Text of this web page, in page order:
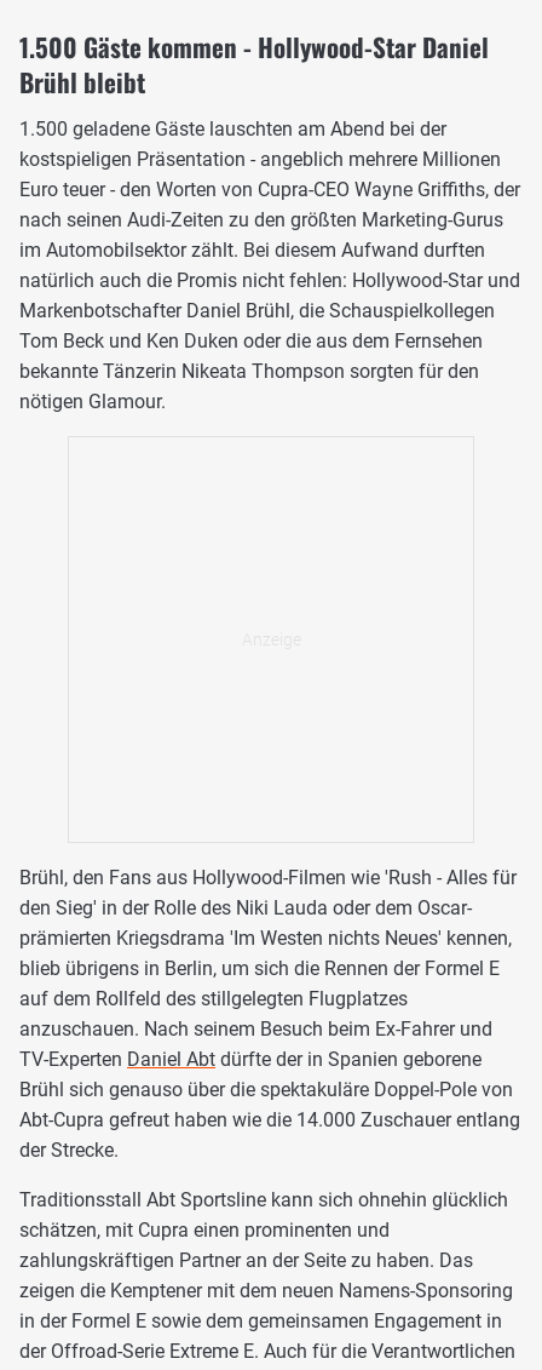
1.500 Gäste kommen - Hollywood-Star Daniel
Brühl bleibt
1.500 geladene Gäste lauschten am Abend bei der
kostspieligen Präsentation - angeblich mehrere Millionen
Euro teuer - den Worten von Cupra-CEO Wayne Griffiths, der
nach seinen Audi-Zeiten zu den größten Marketing-Gurus
im Automobilsektor zählt. Bei diesem Aufwand durften
natürlich auch die Promis nicht fehlen: Hollywood-Star und
Markenbotschafter Daniel Brühl, die Schauspielkollegen
Tom Beck und Ken Duken oder die aus dem Fernsehen
bekannte Tänzerin Nikeata Thompson sorgten für den
nötigen Glamour.
Brühl, den Fans aus Hollywood-Filmen wie 'Rush - Alles für
den Sieg' in der Rolle des Niki Lauda oder dem Oscar-
prämierten Kriegsdrama 'Im Westen nichts Neues' kennen,
blieb übrigens in Berlin, um sich die Rennen der Formel E
auf dem Rollfeld des stillgelegten Flugplatzes
anzuschauen. Nach seinem Besuch beim Ex-Fahrer und
TV-Experten Daniel Abt dürfte der in Spanien geborene
Brühl sich genauso über die spektakuläre Doppel-Pole von
Abt-Cupra gefreut haben wie die 14.000 Zuschauer entlang
der Strecke.
Traditionsstall Abt Sportsline kann sich ohnehin glücklich
schätzen, mit Cupra einen prominenten und
zahlungskräftigen Partner an der Seite zu haben. Das
zeigen die Kemptener mit dem neuen Namens-Sponsoring
in der Formel E sowie dem gemeinsamen Engagement in
der Offroad-Serie Extreme E. Auch für die Verantwortlichen